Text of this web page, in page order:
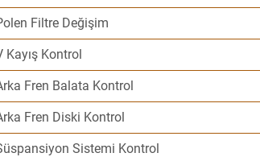
Filtre Değişim
Kayış Kontrol
Fren Balata Kontrol
Fren Diski Kontrol
Sistemi Kontrol